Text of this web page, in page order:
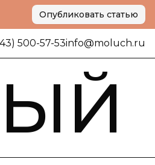
Опубликовать статью
500-57-53info@moluch.ru